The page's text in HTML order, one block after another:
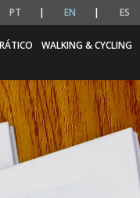
PT EN ES
WALKING & CYCLING